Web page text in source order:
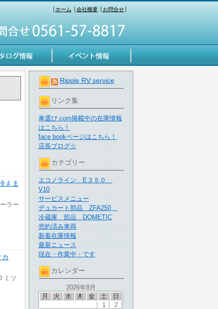
ホーム 会社概要 お問合せ
Ripple RV service
リンク集
車選び.com掲載中の在庫情報
はこちら！
face bookページはこちら！
店長ブログ☆
カテゴリー
エコノライン E３５０
V10
サービスメニュー
デュカート部品 ZFA250
冷蔵庫 部品 DOMETIC
売約済み車両
新着在庫情報
最新ニュース
現在・作業中・です
カレンダー
2026年8月
月
火 水 木 金 土 日
1
2
えま
ラー
ミツ